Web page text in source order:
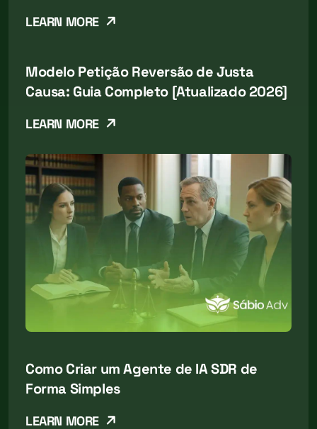
LEARN MORE
Modelo Petição Reversão de Justa
Causa: Guia Completo [Atualizado 2026]
LEARN MORE
Como Criar um Agente de IA SDR de
Forma Simples
LEARN MORE